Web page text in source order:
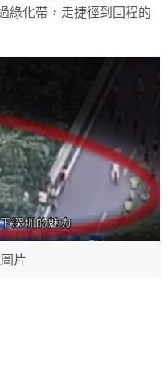
綠化帶，走捷徑到回程的
片